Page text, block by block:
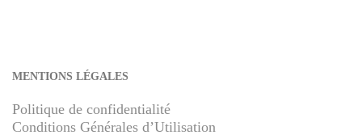
MENTIONS LÉGALES
Politique de confidentialité
Conditions Générales d’Utilisation